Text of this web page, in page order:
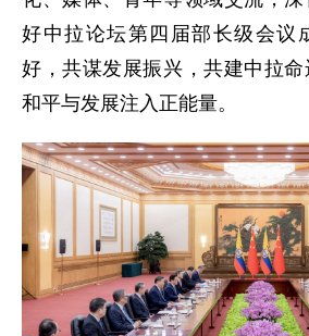
好中拉论坛第四届部长级会议
好，共谋发展振兴，共建中拉
和平与发展注入正能量。